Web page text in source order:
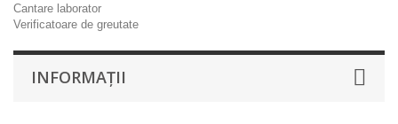
Cantare laborator
Verificatoare de greutate
INFORMAŢII